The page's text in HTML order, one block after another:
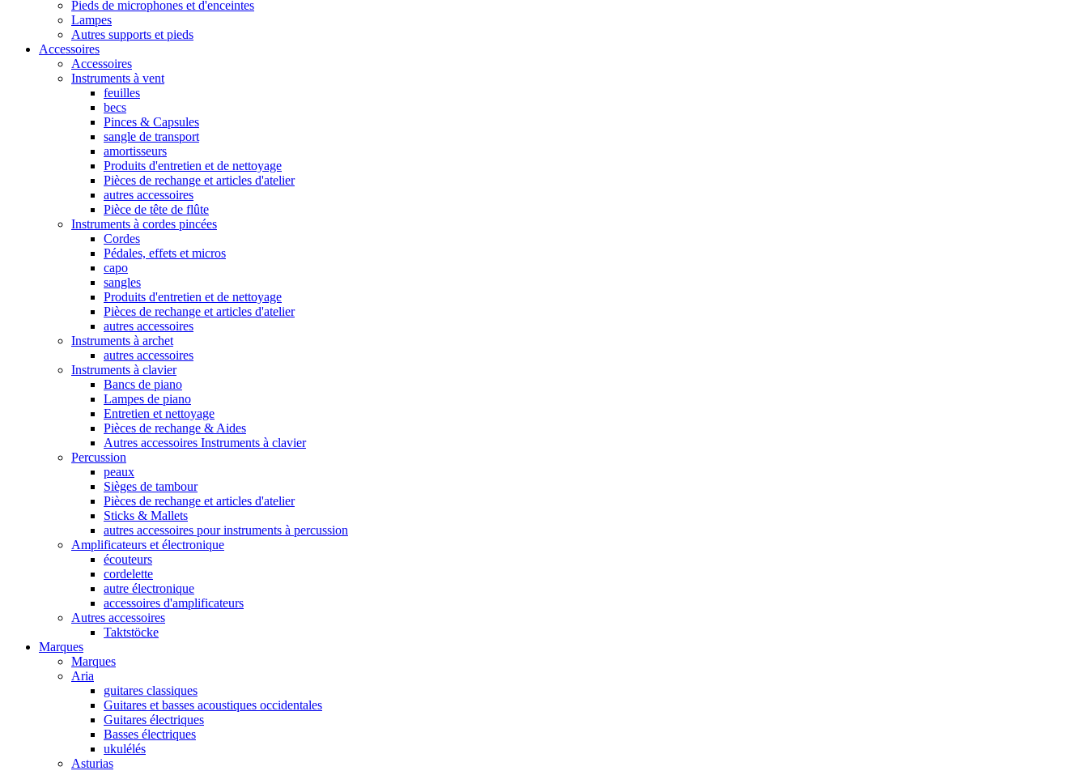
Pieds de microphones et d'enceintes
Lampes
Autres supports et pieds
Accessoires
Accessoires
Instruments à vent
feuilles
becs
Pinces & Capsules
sangle de transport
amortisseurs
Produits d'entretien et de nettoyage
Pièces de rechange et articles d'atelier
autres accessoires
Pièce de tête de flûte
Instruments à cordes pincées
Cordes
Pédales, effets et micros
capo
sangles
Produits d'entretien et de nettoyage
Pièces de rechange et articles d'atelier
autres accessoires
Instruments à archet
autres accessoires
Instruments à clavier
Bancs de piano
Lampes de piano
Entretien et nettoyage
Pièces de rechange & Aides
Autres accessoires Instruments à clavier
Percussion
peaux
Sièges de tambour
Pièces de rechange et articles d'atelier
Sticks & Mallets
autres accessoires pour instruments à percussion
Amplificateurs et électronique
écouteurs
cordelette
autre électronique
accessoires d'amplificateurs
Autres accessoires
Taktstöcke
Marques
Marques
Aria
guitares classiques
Guitares et basses acoustiques occidentales
Guitares électriques
Basses électriques
ukulélés
Asturias